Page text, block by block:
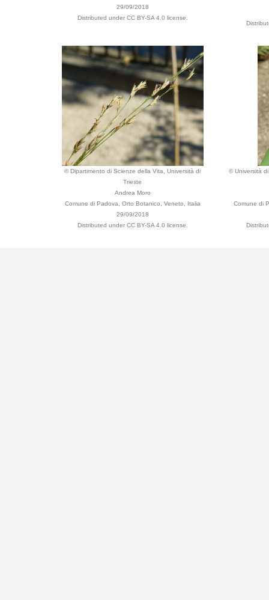
29/09/2018
Distributed under CC BY-SA 4.0 license.
© Dipartimento di Scienze della Vita, Università di
Trieste
Andrea Moro
Comune di Padova, Orto Botanico, Veneto, Italia
29/09/2018
Distributed under CC BY-SA 4.0 license.
© Università
Comune di